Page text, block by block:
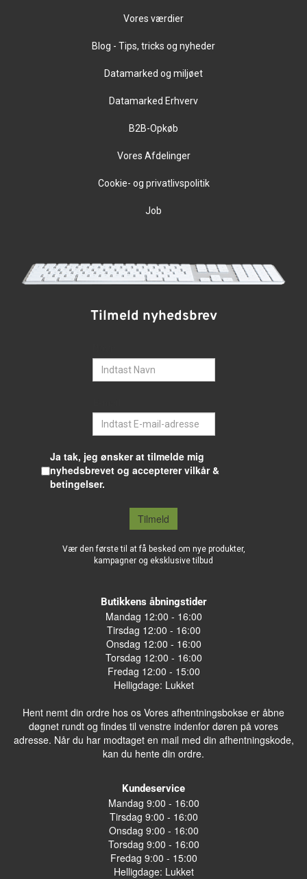
Vores værdier
Blog - Tips, tricks og nyheder
Datamarked og miljøet
Datamarked Erhverv
B2B-Opkøb
Vores Afdelinger
Cookie- og privatlivspolitik
Job
Tilmeld nyhedsbrev
Ja tak, jeg ønsker at tilmelde mig
nyhedsbrevet og accepterer vilkår &
betingelser.
Tilmeld
Vær den første til at få besked om nye produkter,
kampagner og eksklusive tilbud
Butikkens åbningstider
Mandag 12:00 - 16:00
Tirsdag 12:00 - 16:00
Onsdag 12:00 - 16:00
Torsdag 12:00 - 16:00
Fredag 12:00 - 15:00
Helligdage: Lukket
Hent nemt din ordre hos os Vores afhentningsbokse er åbne
døgnet rundt og findes til venstre indenfor døren på vores
adresse. Når du har modtaget en mail med din afhentningskode,
kan du hente din ordre.
Kundeservice
Mandag 9:00 - 16:00
Tirsdag 9:00 - 16:00
Onsdag 9:00 - 16:00
Torsdag 9:00 - 16:00
Fredag 9:00 - 15:00
Helligdage: Lukket